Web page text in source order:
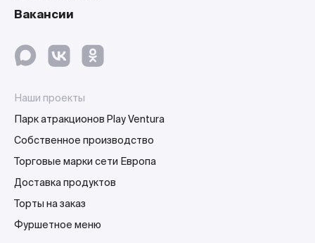
Вакансии
Наши проекты
Парк атракционов Play Ventura
Собственное производство
Торговые марки сети Европа
Доставка продуктов
Торты на заказ
Фуршетное меню